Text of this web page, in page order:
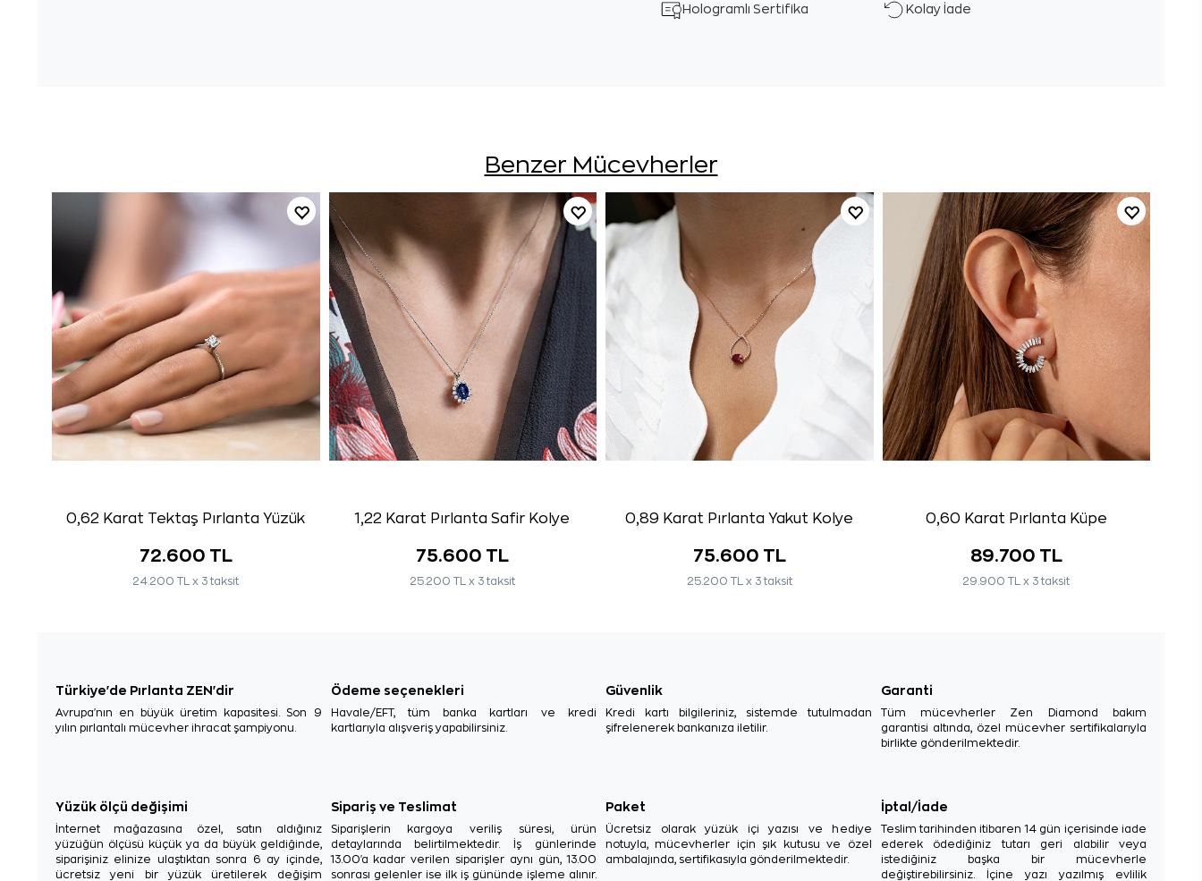
Hologramlı Sertifika Kolay İade
Benzer Mücevherler
0,62 Karat Tektaş Pırlanta Yüzük
72.600 TL
24.200 TL x 3 taksit
1,22 Karat Pırlanta Safir Kolye
75.600 TL
25.200 TL x 3 taksit
0,89 Karat Pırlanta Yakut Kolye
75.600 TL
25.200 TL x 3 taksit
0,60 Karat Pırlanta Küpe
89.700 TL
29.900 TL x 3 taksit
Türkiye'de Pırlanta ZEN'dir
Avrupa'nın en büyük üretim kapasitesi. Son 9
yılın pırlantalı mücevher ihracat şampiyonu.
Ödeme seçenekleri
Havale/EFT, tüm banka kartları ve kredi
kartlarıyla alışveriş yapabilirsiniz.
Güvenlik
Kredi kartı bilgileriniz, sistemde tutulmadan
şifrelenerek bankanıza iletilir.
Garanti
Tüm mücevherler Zen Diamond bakım
garantisi altında, özel mücevher sertifikalarıyla
birlikte gönderilmektedir.
Yüzük ölçü değişimi
İnternet mağazasına özel, satın aldığınız
yüzüğün ölçüsü küçük ya da büyük geldiğinde,
siparişiniz elinize ulaştıktan sonra 6 ay içinde,
ücretsiz yeni bir yüzük üretilerek değişim
Sipariş ve Teslimat
Siparişlerin kargoya veriliş süresi, ürün
detaylarında belirtilmektedir. İş günlerinde
13.00'a kadar verilen siparişler aynı gün, 13.00
sonrası gelenler ise ilk iş gününde işleme alınır.
Paket
Ücretsiz olarak yüzük içi yazısı ve hediye
notuyla, mücevherler için şık kutusu ve özel
ambalajında, sertifikasıyla gönderilmektedir.
İptal/İade
Teslim tarihinden itibaren 14 gün içerisinde iade
ederek ödediğiniz tutarı geri alabilir veya
istediğiniz başka bir mücevherle
değiştirebilirsiniz. İçine yazı yazılmış evlilik